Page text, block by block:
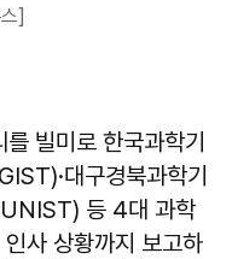
]
빌미로 한국과학기
대구경북과학기
등 4대 과학
사 상황까지 보고하